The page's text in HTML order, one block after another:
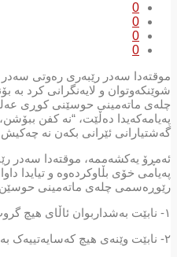
0
0
0
0
شوێنکەوتوان و لایەنگرانی کرد بە
چلەی ماتەمینی حوسێنی کوڕی
پەیامەکەیدا دەڵێت، “نە کفن
گەشتیارانی ئێرانی بکەن نە
ئەمڕۆ یەکشەممە، موقتەدا سەدر
پەیامی خۆی بڵاوکردەوە و تیایدا
رێوڕەسمی چلەی ماتەمینی
١- نابێت بەشداربوان ئاڵای هیچ گروپ و لایەن و سەربازی هەڵبەگرن.
٢- نابێت وێنەی هیچ کەسایەتییەک بەرزبکەنەوە.